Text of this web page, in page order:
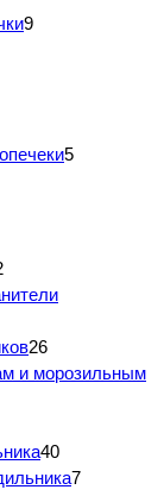
9
5
26
и морозильным
40
7